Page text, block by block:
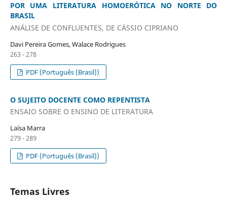
POR UMA LITERATURA HOMOERÓTICA NO NORTE DO
BRASIL
ANÁLISE DE CONFLUENTES, DE CÁSSIO CIPRIANO
Davi Pereira Gomes, Walace Rodrigues
263 - 278
PDF (Português (Brasil))
O SUJEITO DOCENTE COMO REPENTISTA
ENSAIO SOBRE O ENSINO DE LITERATURA
Laísa Marra
279 - 289
PDF (Português (Brasil))
Temas Livres